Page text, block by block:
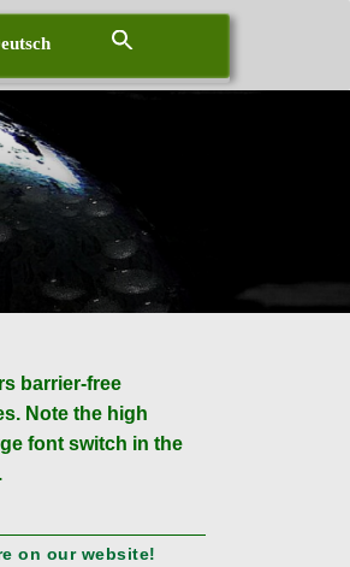
barrier-free
Note the high
font switch in the
on our website!